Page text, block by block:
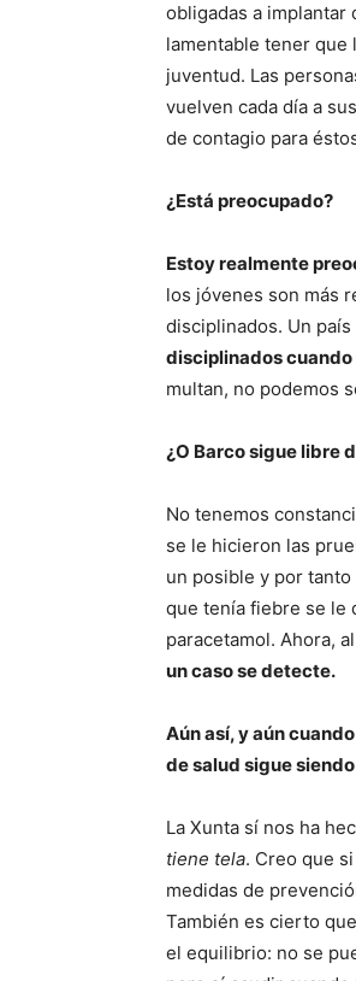
obligadas a implantar
lamentable tener que
juventud. Las
vuelven cada día a
de contagio para
¿Está preocupado?
Estoy realmente
los jóvenes son más
disciplinados. Un
disciplinados cuando
multan, no podemos
¿O Barco sigue libre
No tenemos
se le hicieron las
un posible y por
que tenía fiebre se le
paracetamol. Ahora,
un caso se detecte.
Aún así, y aún
de salud sigue
La Xunta sí nos ha
tiene tela. Creo que
medidas de
También es cierto
el equilibrio: no se